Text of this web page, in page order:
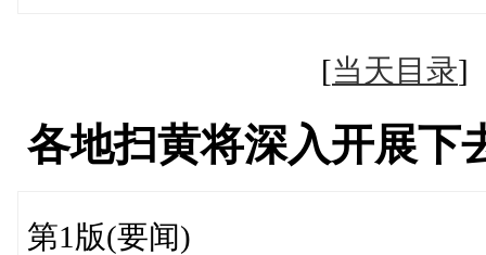
[当天目录
各地扫黄将深入开展下
第1版(要闻)